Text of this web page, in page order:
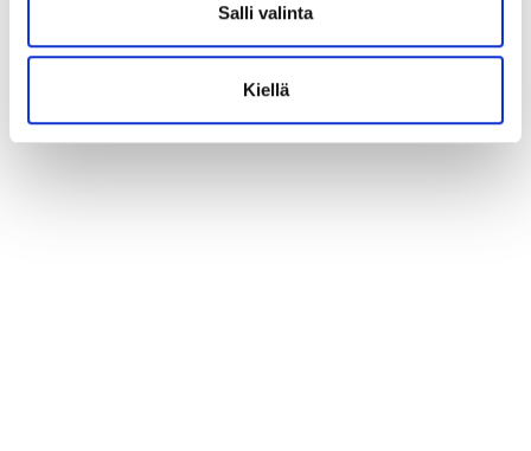
Salli valinta
Kiellä